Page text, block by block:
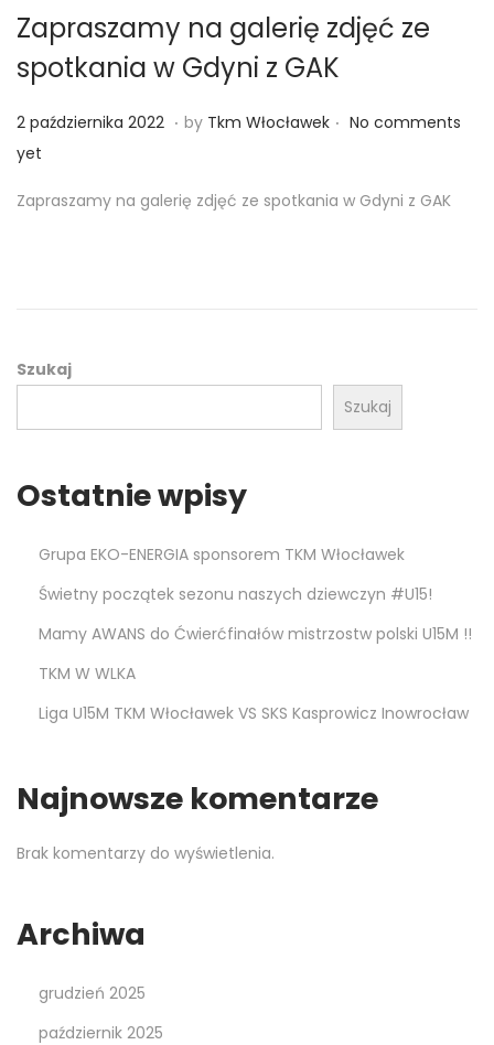
Zapraszamy na galerię zdjęć ze
spotkania w Gdyni z GAK
Posted on
2 października 2022 2
ź
i
a
0
. by Tkm Włocławek . No comments
yet
Zapraszamy na galerię zdjęć ze spotkania w Gdyni z GAK
Szukaj
Szukaj
Ostatnie wpisy
Grupa EKO-ENERGIA sponsorem TKM Włocławek
Świetny początek sezonu naszych dziewczyn #U15!
Mamy AWANS do Ćwierćfinałów mistrzostw polski U15M !!
TKM W WLKA
Liga U15M TKM Włocławek VS SKS Kasprowicz Inowrocław
Najnowsze komentarze
Brak komentarzy do wyświetlenia.
Archiwa
grudzień 2025
październik 2025